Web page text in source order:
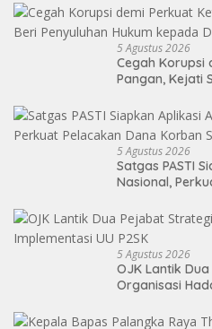
5 Agustus 2026
Cegah Korupsi
Pangan, Kejati
5 Agustus 2026
Satgas PASTI
Nasional,
5 Agustus 2026
OJK Lantik
Organisasi